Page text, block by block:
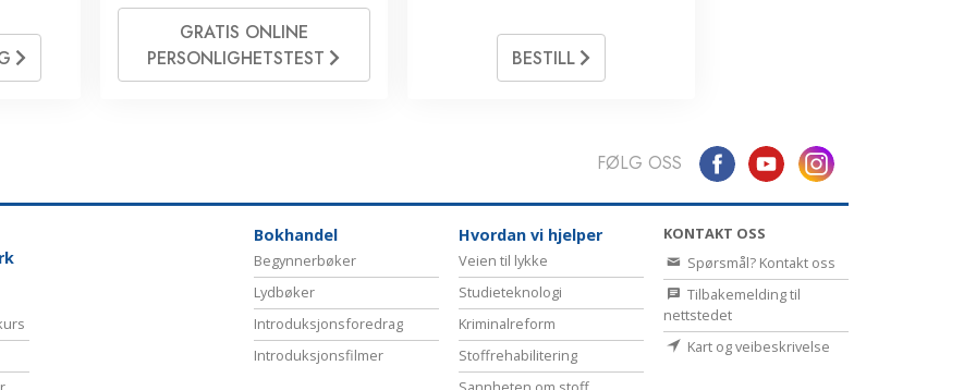
GRATIS ONLINE
PERSONLIGHETSTEST
BESTILL
FØLG OSS
Bokhandel
Begynnerbøker
Lydbøker
Introduksjonsforedrag
Introduksjonsfilmer
Hvordan vi hjelper
Veien til lykke
Studieteknologi
Kriminalreform
Stoffrehabilitering
KONTAKT OSS
Spørsmål? Kontakt oss
Tilbakemelding til
nettstedet
Kart og veibeskrivelse